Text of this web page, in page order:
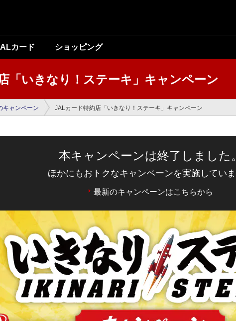
カード ショッピング
「いきなり！ステーキ」キャンペーン
キャンペーン JALカード特約店「いきなり！ステーキ」キャンペーン
本キャンペーンは終了しました。
ほかにもおトクなキャンペーンを実施していま
最新のキャンペーンはこちらから